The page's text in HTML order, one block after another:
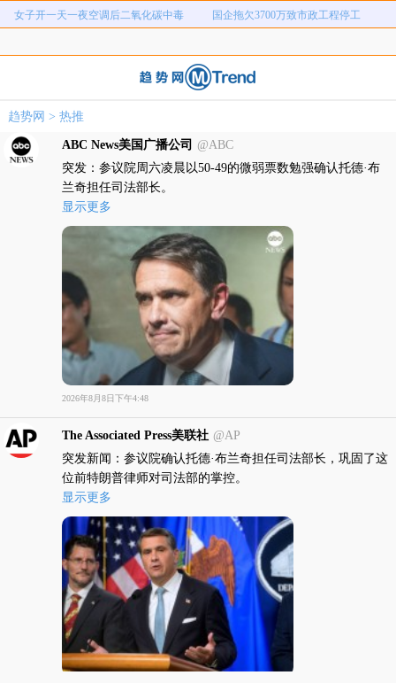
弊犯罪
女子开一天一夜空调后二氧化碳中毒 国企拖欠3700万致市政工程停工
河南重大刑案嫌疑人逃窜时伤害多人 情侣平潭翻墙拍日出坠崖
河南三支一扶考试存在规模性组织作
弊犯罪 元
女子开一天一夜空调后二氧化碳中毒 国企拖欠3700万致市政工程停工
趋势网 > 热推
ABC News美国广播公司
@ABC
突发：参议院周六凌晨以50-49的微弱票数勉强确认托德·布
兰奇担任司法部长。
显示更多
2026年8月8日下午4:48
The Associated Press美联社 @AP
突发新闻：参议院确认托德·布兰奇担任司法部长，巩固了这
位前特朗普律师对司法部的掌控。
显示更多